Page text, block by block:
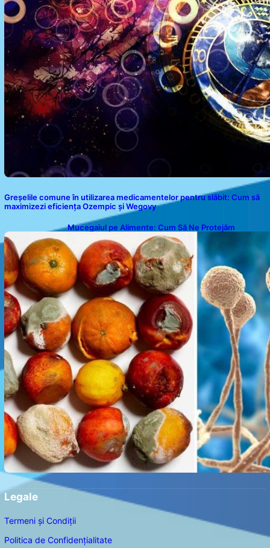
Greșelile comune în utilizarea medicamentelor pentru slăbit: Cum să
maximizezi eficiența Ozempic și Wegovy
Mucegaiul pe Alimente: Cum Să Ne Protejăm
Legale
Termeni și Condiții
Politica de Confidențialitate